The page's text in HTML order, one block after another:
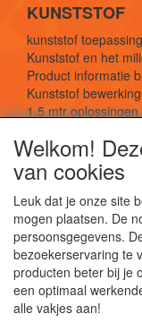
KUNSTSTOF
kunststof
Kunststof en het
Product informatie
Kunststof
1,5 mtr oplossingen
SOCIALE MEDIA
De webshop
Welkom!
van cookies
Leuk dat je onze site
mogen plaatsen. De
persoonsgegevens.
bezoekerservaring te
producten beter bij je
een optimaal
alle vakjes aan!